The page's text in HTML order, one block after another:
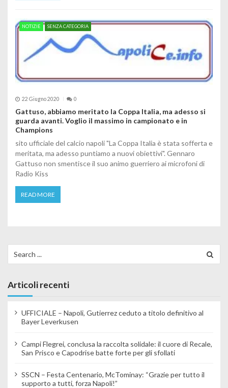
NOTIZIE SENZA CATEGORIA
22 Giugno 2020 0
Gattuso, abbiamo meritato la Coppa Italia, ma adesso si
guarda avanti. Voglio il massimo in campionato e in
Champions
sito ufficiale del calcio napoli "La Coppa Italia è stata sofferta e
meritata, ma adesso puntiamo a nuovi obiettivi". Gennaro
Gattuso non smentisce il suo animo guerriero ai microfoni di
Radio Kiss
READ MORE
Articoli recenti
UFFICIALE – Napoli, Gutierrez ceduto a titolo definitivo al
Bayer Leverkusen
Campi Flegrei, conclusa la raccolta solidale: il cuore di Recale,
San Prisco e Capodrise batte forte per gli sfollati
SSCN – Festa Centenario, McTominay: “Grazie per tutto il
supporto a tutti, forza Napoli!”